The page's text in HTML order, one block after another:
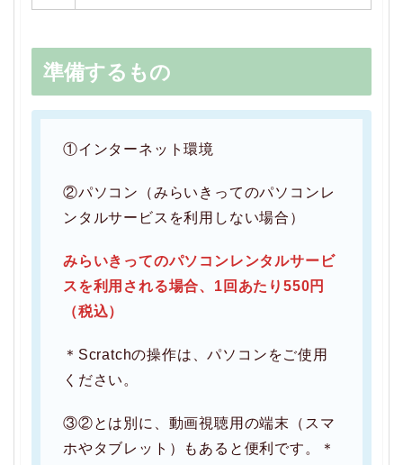
準備するもの
①インターネット環境
②パソコン（みらいきってのパソコンレ
ンタルサービスを利用しない場合）
みらいきってのパソコンレンタルサービ
スを利用される場合、1回あたり550円
（税込）
＊Scratchの操作は、パソコンをご使用
ください。
③②とは別に、動画視聴用の端末（スマ
ホやタブレット）もあると便利です。＊